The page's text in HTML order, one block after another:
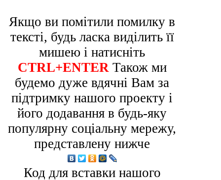
Якщо ви помітили помилку в
тексті, будь ласка виділить її
мишею і натисніть
CTRL+ENTER Також ми
будемо дуже вдячні Вам за
підтримку нашого проекту і
його додавання в будь-яку
популярну соціальну мережу,
представлену нижче
Код для вставки нашого